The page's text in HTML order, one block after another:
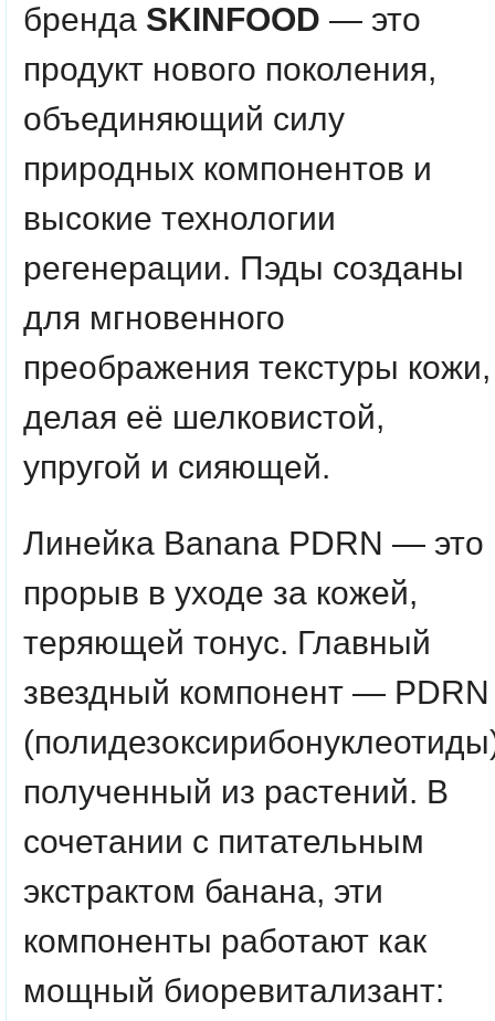
бренда SKINFOOD — это
продукт нового поколения,
объединяющий силу
природных компонентов и
высокие технологии
регенерации. Пэды созданы
для мгновенного
преображения текстуры кожи,
делая её шелковистой,
упругой и сияющей.
Линейка Banana PDRN — это
прорыв в уходе за кожей,
теряющей тонус. Главный
звездный компонент — PDRN
полученный из растений. В
сочетании с питательным
экстрактом банана, эти
компоненты работают как
мощный биоревитализант: